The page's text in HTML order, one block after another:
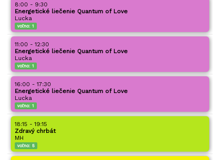
8:00 - 9:30
Energetické liečenie Quantum of Love
Lucka
voľno:1
11:00 - 12:30
Energetické liečenie Quantum of Love
Lucka
voľno:1
16:00 - 17:30
Energetické liečenie Quantum of Love
Lucka
voľno:1
18:15 - 19:15
Zdravý chrbát
MH
voľno: 5